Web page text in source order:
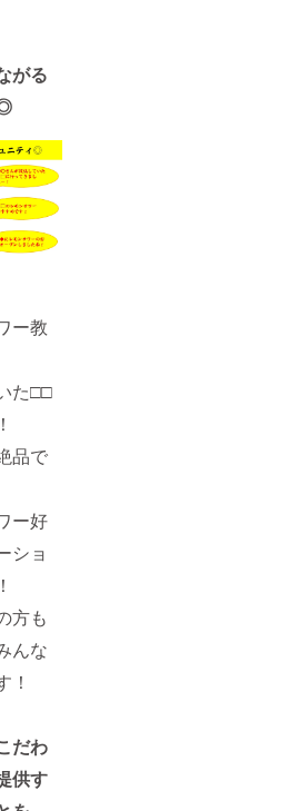
がる
ー教
た□□
品で
ー好
ショ
方も
んな
！
だわ
供す